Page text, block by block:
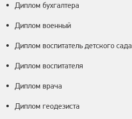
Диплом бухгалтера
Диплом военный
Диплом воспитатель детского сада
Диплом воспитателя
Диплом врача
Диплом геодезиста